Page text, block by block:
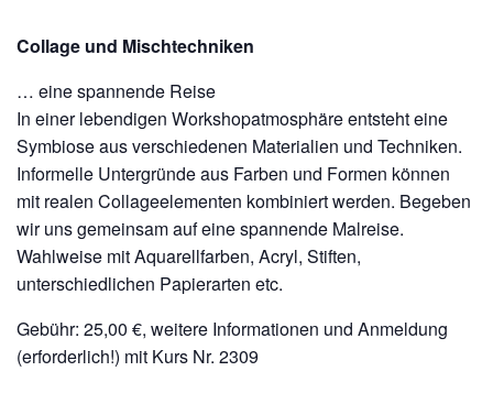
Collage und Mischtechniken
… eine spannende Reise
In einer lebendigen Workshopatmosphäre entsteht eine
Symbiose aus verschiedenen Materialien und Techniken.
Informelle Untergründe aus Farben und Formen können
mit realen Collageelementen kombiniert werden. Begeben
wir uns gemeinsam auf eine spannende Malreise.
Wahlweise mit Aquarellfarben, Acryl, Stiften,
unterschiedlichen Papierarten etc.
Gebühr: 25,00 €, weitere Informationen und Anmeldung
(erforderlich!) mit Kurs Nr. 2309